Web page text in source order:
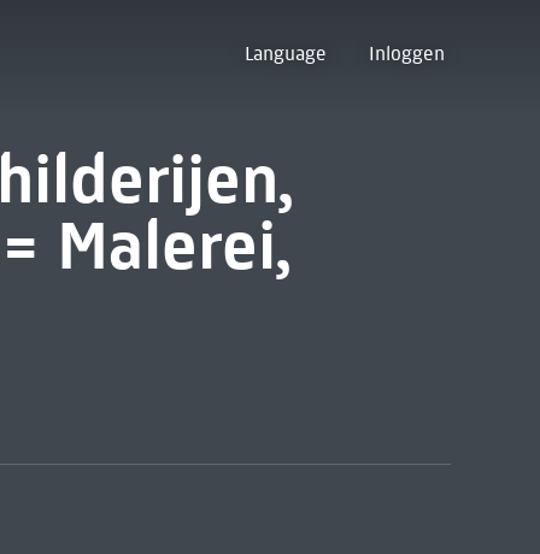
Language Inloggen
Malerei,